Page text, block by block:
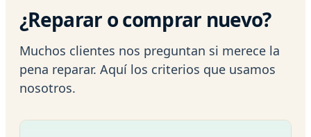
¿Reparar o comprar nuevo?
Muchos clientes nos preguntan si merece la
pena reparar. Aquí los criterios que usamos
nosotros.